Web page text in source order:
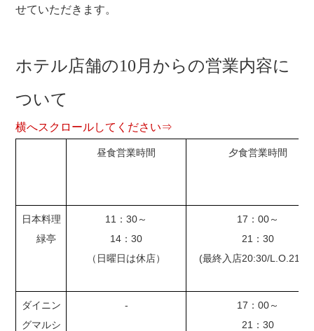
せていただきます。
ホテル店舗の10月からの営業内容に
ついて
横へスクロールしてください⇒
昼食営業時間 夕食営業時間
日本料理
緑亭
11：30～
14：30
（日曜日は休店）
17：00～
21：30
(最終入店20:30/
ダイニン
グマルシ
-
17：00～
21：30